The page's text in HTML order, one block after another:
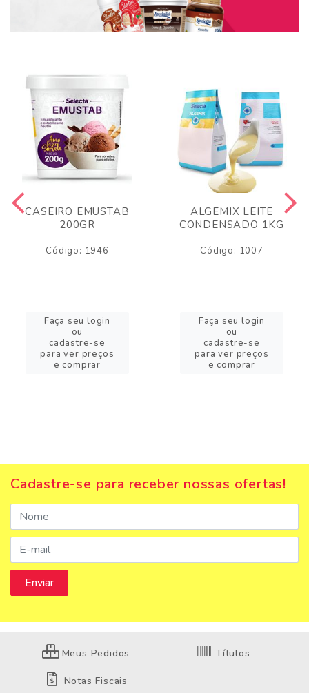
CASEIRO EMUSTAB
200GR
Código: 1946
Faça seu login
ou
cadastre-se
para ver preços
e comprar
ALGEMIX LEITE
CONDENSADO 1KG
Código: 1007
Faça seu login
ou
cadastre-se
para ver preços
e comprar
Cadastre-se para receber nossas ofertas!
Meus Pedidos Títulos
Notas Fiscais